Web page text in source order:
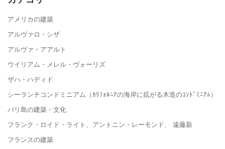
アメリカの建築
アルヴァロ・シザ
アルヴァ・アアルト
ウイリアム・メレル・ヴォーリズ
ザハ・ハディド
シーランチコンドミニアム（ｶﾘﾌｫﾙﾆｱの海岸に拡がる木造のｺﾝﾄﾞﾐﾆｱﾑ）
バリ島の建築・文化
フランク・ロイド・ライト、アントニン・レーモンド、 遠藤新
フランスの建築